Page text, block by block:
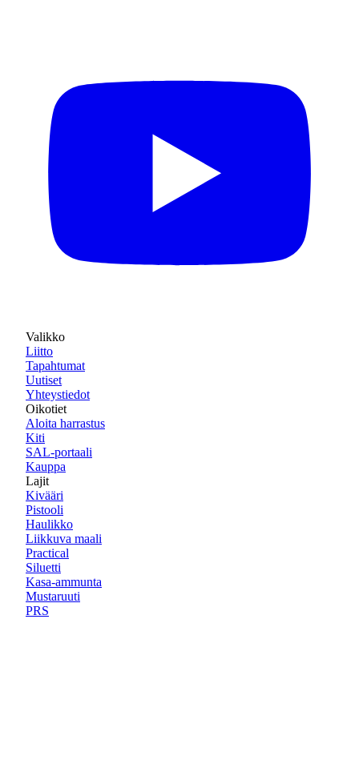
Valikko
Liitto
Tapahtumat
Uutiset
Yhteystiedot
Oikotiet
Aloita harrastus
Kiti
SAL-portaali
Kauppa
Lajit
Kivääri
Pistooli
Haulikko
Liikkuva maali
Practical
Siluetti
Kasa-ammunta
Mustaruuti
PRS